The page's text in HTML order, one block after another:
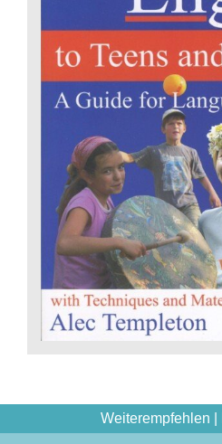
Weiterempfehlen